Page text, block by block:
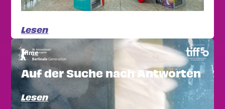
Lesen
Filme
Auf der Suche nach Antworten
Lesen